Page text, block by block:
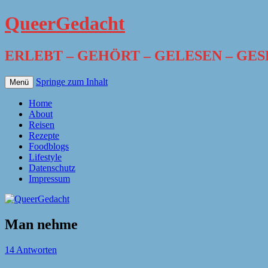
QueerGedacht
ERLEBT – GEHÖRT – GELESEN –
Menü Springe zum Inhalt
Home
About
Reisen
Rezepte
Foodblogs
Lifestyle
Datenschutz
Impressum
Man nehme
14 Antworten